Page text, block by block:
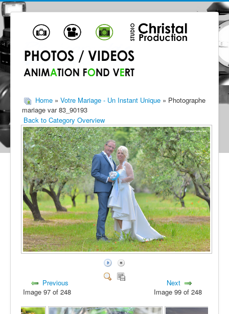
Home » Votre Mariage - Un Instant Unique » Photographe
mariage var 83_90193
Back to Category Overview
Previous
Image 97 of 248
Next
Image 99 of 248